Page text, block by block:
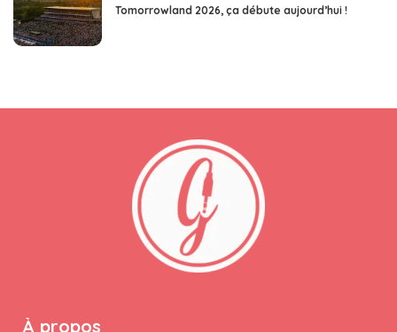
Tomorrowland 2026, ça débute aujourd’hui !
À propos